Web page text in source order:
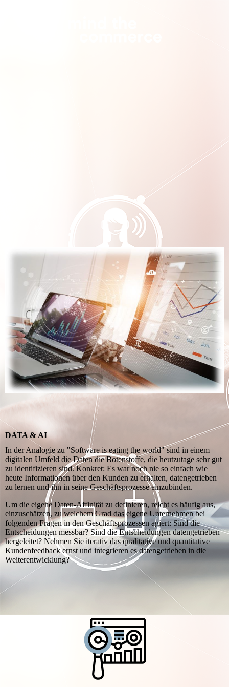
DATA & AI
In der Analogie zu "Software is eating the world" sind in einem
digitalen Umfeld die Daten die Botenstoffe, die heutzutage sehr gut
zu identifizieren sind. Konkret: Es war noch nie so einfach wie
heute Informationen über den Kunden zu erhalten, datengetrieben
zu lernen und ihn in seine Geschäftsprozesse einzubinden.
Um die eigene Daten-Affinität zu definieren, reicht es häufig aus,
einzuschätzen, zu welchem Grad das eigene Unternehmen bei
folgenden Fragen in den Geschäftsprozessen agiert: Sind die
Entscheidungen messbar? Sind die Entscheidungen datengetrieben
hergeleitet? Nehmen Sie iterativ das qualitative und quantitative
Kundenfeedback ernst und integrieren es datengetrieben in die
Weiterentwicklung?